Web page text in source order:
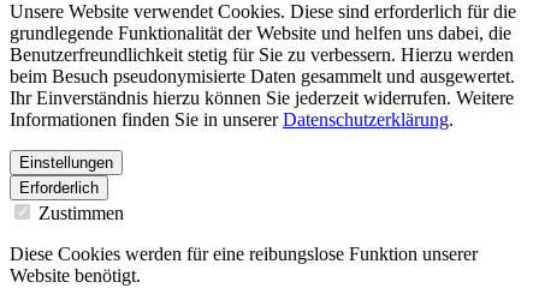
Unsere Website verwendet Cookies. Diese sind erforderlich für die
grundlegende Funktionalität der Website und helfen uns dabei, die
Benutzerfreundlichkeit stetig für Sie zu verbessern. Hierzu werden
beim Besuch pseudonymisierte Daten gesammelt und ausgewertet.
Ihr Einverständnis hierzu können Sie jederzeit widerrufen. Weitere
Informationen finden Sie in unsererDatenschutzerklärung.
Einstellungen
Erforderlich
Zustimmen
Diese Cookies werden für eine reibungslose Funktion unserer
Website benötigt.